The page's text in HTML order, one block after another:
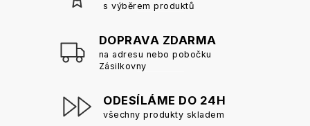
s výběrem produktů
DOPRAVA ZDARMA
na adresu nebo pobočku
Zásilkovny
ODESÍLÁME DO 24H
všechny produkty skladem